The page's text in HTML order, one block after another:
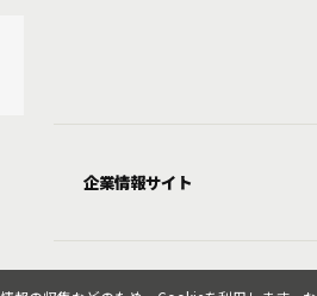
企業情報サイト